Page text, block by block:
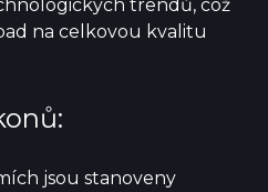
trendů, což
na celkovou kvalitu
jsou stanoveny